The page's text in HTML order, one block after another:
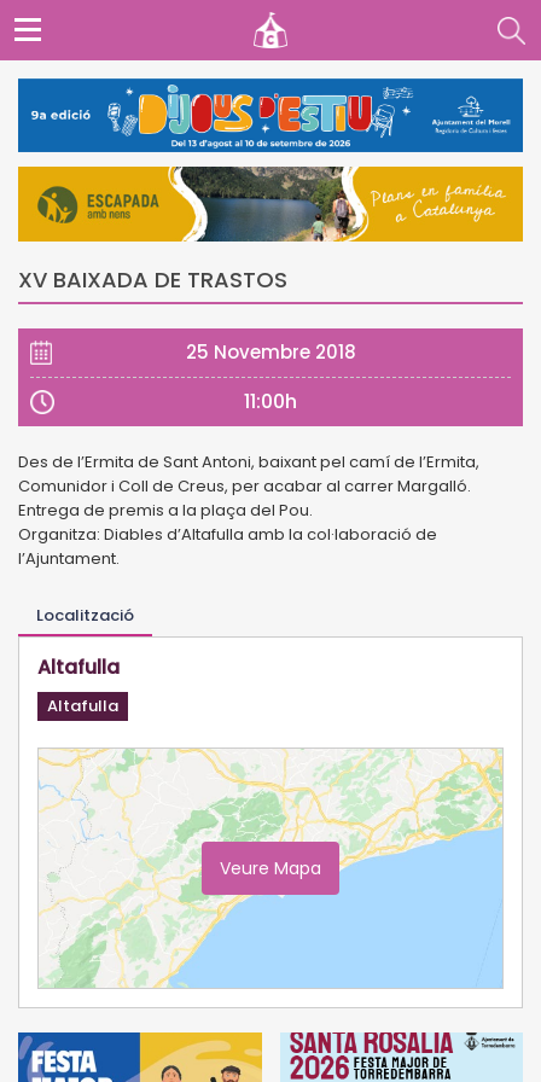
XV BAIXADA DE TRASTOS
25 Novembre 2018
11:00h
Des de l’Ermita de Sant Antoni, baixant pel camí de l’Ermita,
Comunidor i Coll de Creus, per acabar al carrer Margalló.
Entrega de premis a la plaça del Pou.
Organitza: Diables d’Altafulla amb la col·laboració de
l’Ajuntament.
Localització
Altafulla
Altafulla
Veure Mapa